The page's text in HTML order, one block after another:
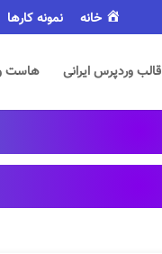
خانه نمونه کارها
قالب وردپرس ایرانی هاست و